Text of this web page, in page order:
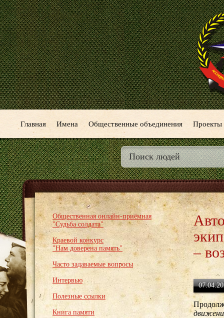
Главная Имена Общественные объединения Проекты
Общественная онлайн-приёмная
"Судьба солдата"
Краевой конкурс
"Нам доверена память"
Часто задаваемые вопросы
Интервью
Полезные ссылки
Книга памяти
–